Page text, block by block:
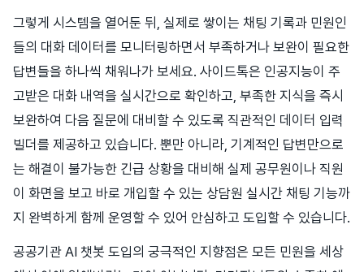
그렇게 시스템을 열어둔 뒤, 실제로 쌓이는 채팅 기록과 민원인
들의 대화 데이터를 모니터링하면서 부족하거나 보완이 필요한
답변들을 하나씩 채워나가 보세요. 사이드톡은 인공지능이 주
고받은 대화 내역을 실시간으로 확인하고, 부족한 지식을 즉시
보완하여 다음 질문에 대비할 수 있도록 직관적인 데이터 입력
빌더를 제공하고 있습니다. 뿐만 아니라, 기계적인 답변만으로
는 해결이 불가능한 긴급 상황을 대비해 실제 공무원이나 직원
이 화면을 보고 바로 개입할 수 있는 상담원 실시간 채팅 기능까
지 완벽하게 함께 운영할 수 있어 안심하고 도입할 수 있습니다.
공공기관 AI 챗봇 도입의 궁극적인 지향점은 모든 민원을 세상